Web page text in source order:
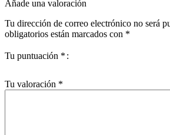
Añade una valoración
Tu dirección de correo electrónico no será
obligatorios están marcados con *
Tu puntuación *
Tu valoración *